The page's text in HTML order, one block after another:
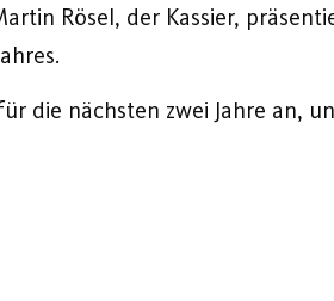
Rösel, der Kassier,
die nächsten zwei Jahre an,